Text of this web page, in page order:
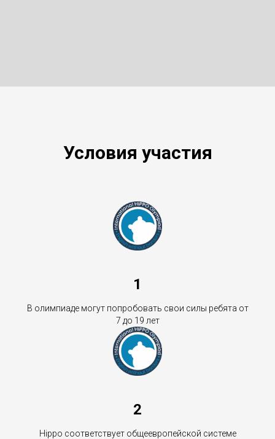
Условия участия
1
В олимпиаде могут попробовать свои силы ребята от
7 до 19 лет
2
Hippo соответствует общеевропейской системе